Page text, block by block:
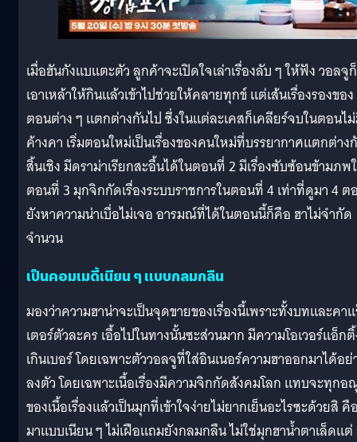
เมื่อฮันกังแบแตะตัว ลูกค้าจะเปิดใจเล่าเรื่องลับ ๆ ให้ฟัง วอลจูก็
เอาเหล้าให้กินแล้วเข้าไปช่วยให้คลายทุกข์ แต่เส้นเรื่องรองของ
ตอนต่าง ๆ แตกต่างกันไป ซึ่งในแต่ละเคสก็เคลียร์จบในตอนไ
ค้างคา เริ่มตอนใหม่เป็นเรื่องของคนใหม่ที่บรรยากาศแตกต่าง
สิ้นเชิง มีดราม่าเรียกสะอื้นได้ในตอนที่ 2 มีเรื่องซับซ้อนข้ามภพ
ตอนที่ 3 มุกจิกกัดเรื่องระบบราชการในตอนที่ 4 เท่าที่ดูมา 4 ต
ยังหาความน่าเบื่อไม่เจอ อารมณ์ที่ได้ในตอนนี้ก็คือ ฮาไม่จำกัด
จำนวน
เป็นคอมเมดี้เนียน ๆ แบบกลมกลืน
มองว่าความฮาน่าจะเป็นจุดขายของเรื่องนี้เพราะทั้งบทและคา
เตอร์ตัวละคร เอื้อไปในทางนั้นซะส่วนมาก มีความโอเวอร์แอ็ก
เกินเบอร์ โดยเฉพาะตัววอลจูที่ใส่อินเนอร์ความฮาออกมาได้อย่
ลงตัว โดยเฉพาะเนื้อเรื่องมีความจิกกัดสังคมโลก แทบจะทุกอ
ของเนื้อเรื่องแล้วเป็นมุกที่เข้าใจง่ายไม่ยากเย็นอะไรซะด้วยสิ คื
มาแบบเนียน ๆ ไม่เฝือแถมยังกลมกลืน ไม่ใช่มุกฮาน้ำตาเล็ดแต่